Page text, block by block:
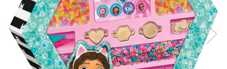
Poarta siguranta copii
Deflectoare pentru aer conditionat
Protectii exterior
Casti antifonice pentru copii si